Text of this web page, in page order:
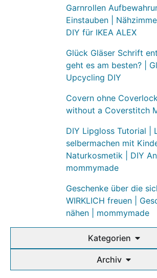
Garnrollen
Einstauben |
DIY für IKEA ALEX
Glück Gläser Schrift
geht es am besten? |
Upcycling DIY
Covern ohne
without a Coverstitch
DIY Lipgloss Tutorial |
selbermachen mit
Naturkosmetik | DIY
mommymade
Geschenke über die
WIRKLICH freuen |
nähen | mommymade
Kategorien
Archiv